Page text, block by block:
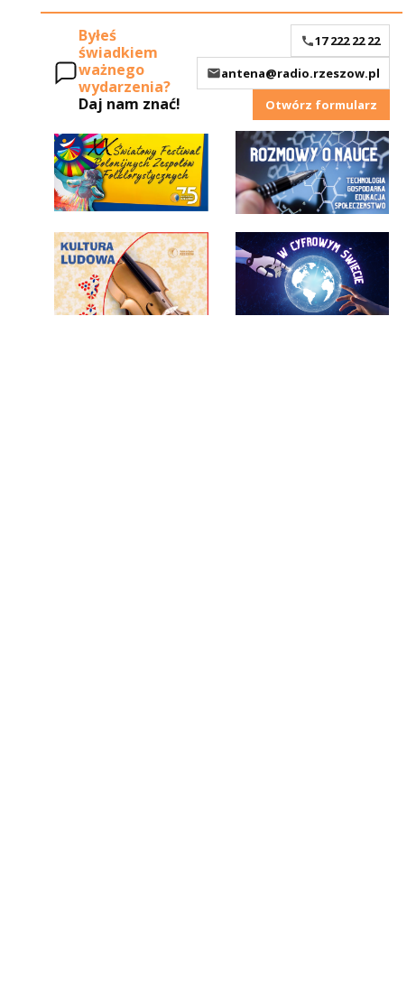
Byłeś
świadkiem
ważnego
wydarzenia?
Daj nam znać!
17 222 22 22
antena@radio.rzeszow.pl
Otwórz formularz